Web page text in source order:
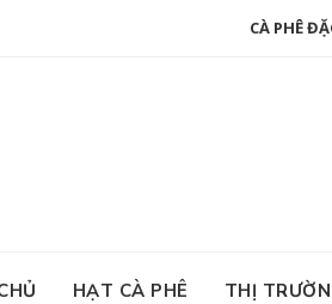
CÀ PHÊ
HẠT CÀ PHÊ THỊ